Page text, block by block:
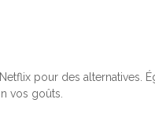
pour des
vos goûts.